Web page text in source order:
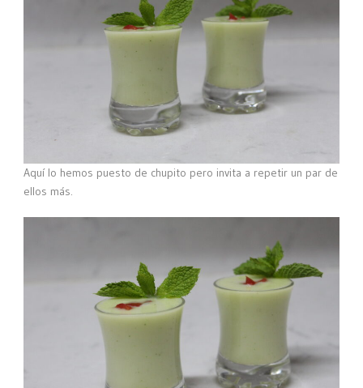
Aquí lo hemos puesto de chupito pero invita a repetir un par de
ellos más.